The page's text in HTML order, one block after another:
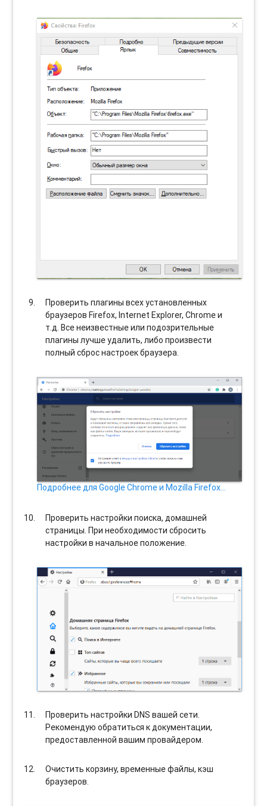
Проверить плагины всех установленных
браузеров Firefox, Internet Explorer, Chrome и
т.д. Все неизвестные или подозрительные
плагины лучше удалить, либо произвести
полный сброс настроек браузера.
Подробнее для Google Chrome и Mozilla Firefox…
Проверить настройки поиска, домашней
страницы. При необходимости сбросить
настройки в начальное положение.
Проверить настройки DNS вашей сети.
Рекомендую обратиться к документации,
предоставленной вашим провайдером.
Очистить корзину, временные файлы, кэш
браузеров.